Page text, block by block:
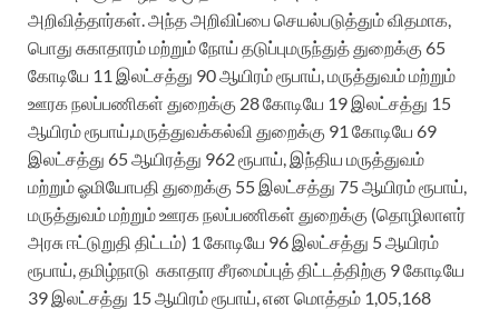
அறிவித்தார்கள் அந்தஅறிவிப்பை செயல்படுத்தும்விதமாக
பொது சுகாதாரம்மற்றும்நோய் தடுப்புமருந்துத்துறைக்கு 65
கோடியே 11 இலட்சத்து 90ஆயிரம்ரூபாய் மருத்துவம் மற்றும்
ஊரக நலப்பணிகள் துறைக்கு 28கோடியே 19 இலட்சத்து 15
ஆயிரம்ரூபாய் மருத்துவக்கல்வி துறைக்கு 91 கோடியே 69
இலட்சத்து 65ஆயிரத்து 962ரூபாய் இந்திய மருத்துவம்
மற்றும் ஓமியோபதி துறைக்கு 55 இலட்சத்து 75ஆயிரம்ரூபாய்
மருத்துவம் மற்றும் ஊரக நலப்பணிகள் துறைக்கு (தொழிலாளர்
அரசுஈட்டுறுதி திட்டம்) 1 கோடியே 96 இலட்சத்து 5ஆயிரம்
ரூபாய் தமிழ்நாடு சுகாதார சீரமைப்புத்திட்ட த்திற்கு 9கோடியே
39 இலட்சத்து 15ஆயிரம்ரூபாய் என மொத்தம் 1,05,168